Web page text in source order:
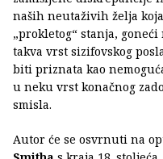
naših neutaživih želja
„prokletog“ stanja,
takva vrst sizifovskog
biti priznata kao
u neku vrst konačnog
smisla.
Autor će se osvrnuti na